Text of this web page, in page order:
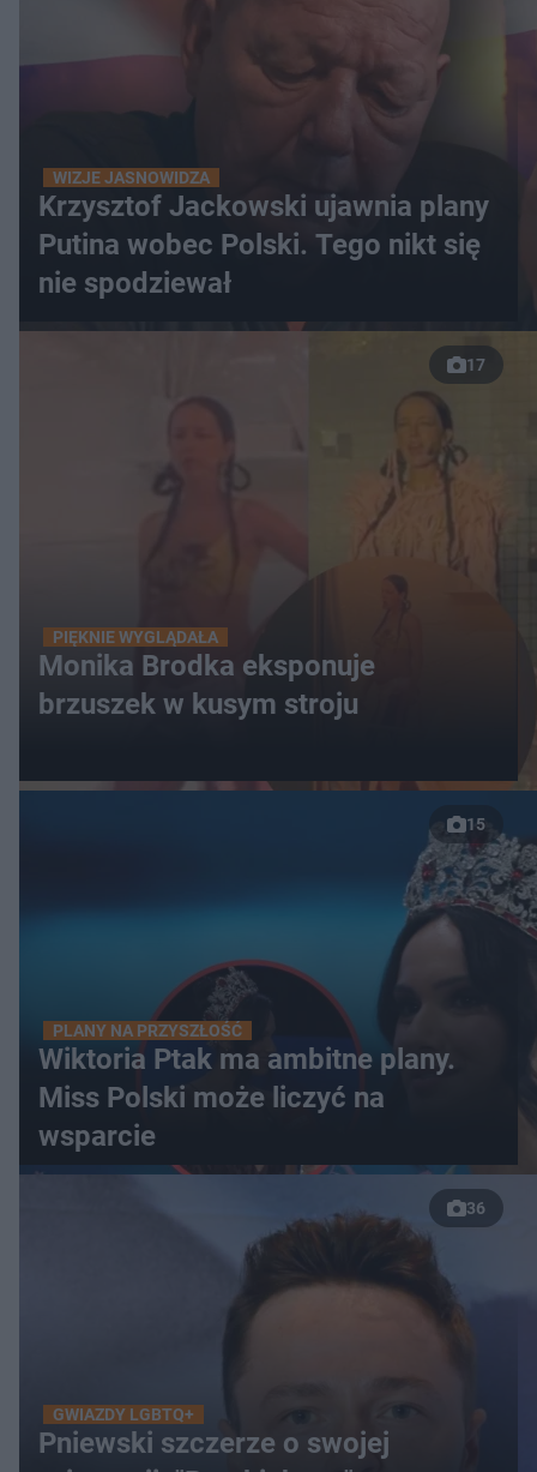
WIZJE JASNOWIDZA
Krzysztof Jackowski ujawnia plany
Putina wobec Polski. Tego nikt się
nie spodziewał
17
PIĘKNIE WYGLĄDAŁA
Monika Brodka eksponuje
brzuszek w kusym stroju
15
PLANY NA PRZYSZŁOŚĆ
Wiktoria Ptak ma ambitne plany.
Miss Polski może liczyć na
wsparcie
36
GWIAZDY LGBTQ+
Pniewski szczerze o swojej